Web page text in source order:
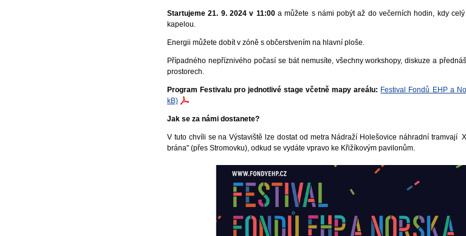
Startujeme 21. 9. 2024 v 11:00 a můžete s námi pobýt až do večerních hodin, kdy
kapelou.
Energii můžete dobít v zóně s občerstvením na hlavní ploše.
Případného nepříznivého počasí se bát nemusíte, všechny workshopy, diskuze a
prostorech.
Program Festivalu pro jednotlivé stage včetně mapy areálu: Festival Fondů EHP a
kB)
Jak se za námi dostanete?
V tuto chvíli se na Výstaviště lze dostat od metra Nádraží Holešovice náhradní tramvají
brána" (přes Stromovku), odkud se vydáte vpravo ke Křižíkovým pavilonům.